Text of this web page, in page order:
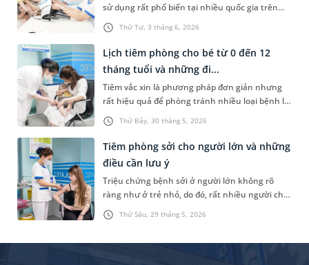
Thứ Tư, 3 tháng 6, 2026
sử dụng rất phổ biến tại nhiều quốc gia trên
thế giới với tác dụng giúp trẻ em phòng tránh
nguy cơ mắc bệnh bại liệt - một căn bệnh có
thể để lại rất nhiều biến chứng nghiêm trọng.
Mời các bậc phụ huynh cùng tham khảo bài
viết sau để hiểu rõ OPV là vắc xin gì và có đảm
bảo an toàn với trẻ nhỏ hay không?
Thứ Bảy, 30 tháng 5, 2026
Lịch tiêm phòng cho bé từ 0 đến 12
tháng tuổi và những đi...
Tiêm vắc xin là phương pháp đơn giản nhưng
rất hiệu quả để phòng tránh nhiều loại bệnh lý
nghiêm trọng. Với trẻ nhỏ, việc tiêm phòng lại
càng quan trọng vì đây là đối tượng có hệ miễn
dịch kém. Dưới đây là thông tin chi tiết về lịch
tiêm phòng cho bé từ 0 đến 12 tháng tuổi và
những lưu ý dành cho các bậc phụ huynh.
Thứ Sáu, 29 tháng 5, 2026
Tiêm phòng sởi cho người lớn và những
điều cần lưu ý
Triệu chứng bệnh sởi ở người lớn không rõ
ràng như ở trẻ nhỏ, do đó, rất nhiều người chủ
quan với căn bệnh này và không nghĩ mình
mắc bệnh. Tuy nhiên, người lớn hay trẻ nhỏ
phòng bệnh. Bài viết dưới đây là những thông